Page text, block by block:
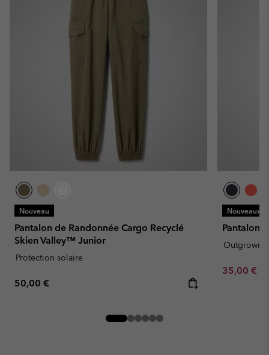
Nouveau
Pantalon de Randonnée Cargo Recyclé
Skien Valley™ Junior
Protection solaire
Regular price:
50,00 €
Nouveaux
Pantalon
Minimum
35,00 €